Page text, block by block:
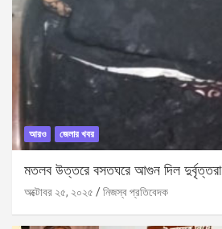
আরও জেলার খবর
মতলব উত্তরে বসতঘরে আগুন দিল দুর্বৃত্তরা
অক্টোবর ২৫, ২০২৫ নিজস্ব প্রতিবেদক